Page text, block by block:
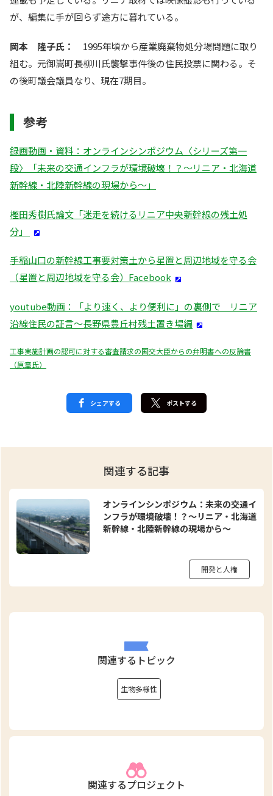
が、編集に手が回らず途方に暮れている。
岡本 隆子氏：
1995年頃から産業廃棄物処分場問題に取り
組む。元御嵩町長柳川氏襲撃事件後の住民投票に関わる。そ
の後町議会議員なり、現在7期目。
参考
録画動画・資料：オンラインシンポジウム〈シリーズ第一
段〉「未来の交通インフラが環境破壊！？～リニア・北海道
新幹線・北陸新幹線の現場から～」
樫田秀樹氏論文「迷走を続けるリニア中央新幹線の残土処
分」
手稲山口の新幹線工事要対策土から星置と周辺地域を守る会
（星置と周辺地域を守る会）Facebook
youtube動画：「より速く、より便利に」の裏側で リニア
沿線住民の証言～長野県豊丘村残土置き場編
工事実施計画の認可に対する審査請求の国交大臣からの弁明書への反論書
（原章氏）
シェアする ポストする
関連する記事
オンラインシンポジウム：未来の交通イ
ンフラが環境破壊！？～リニア・北海道
新幹線・北陸新幹線の現場から～
開発と人権
関連するトピック
生物多様性
関連するプロジェクト